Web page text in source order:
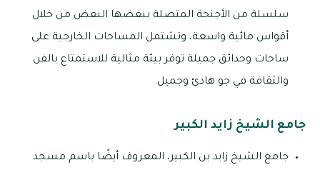
سلسلة من الأجنحة المتصلة ببعضها البعض من خلال
أقواس مائية واسعة، وتشتمل المساحات الخارجية على
ساحات وحدائق جميلة توفر بيئة مثالية للاستمتاع بالفن
والثقافة في جو هادئ وجميل.
جامع الشيخ زايد الكبير
جامع الشيخ زايد بن الكبير، المعروف أيضًا باسم مسجد